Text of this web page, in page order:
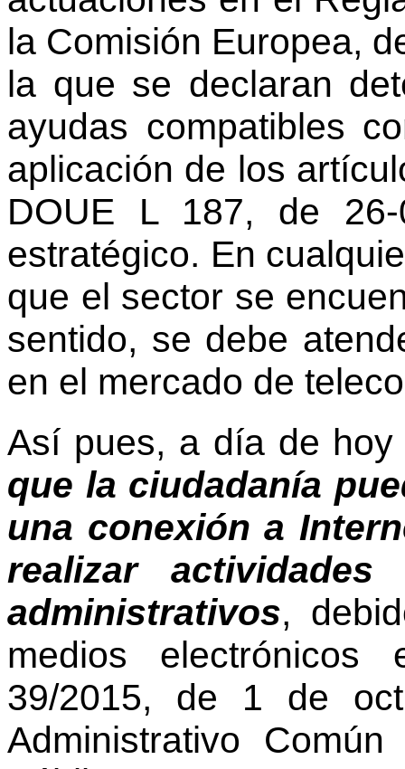
la Comisión Europea,
la que se declaran
ayudas compatibles
aplicación de los
DOUE L 187, de
estratégico. En
que el sector se
sentido, se debe
en el mercado de
Así pues, a día de
que la ciudadanía
una conexión a
realizar
administrativos,
medios
39/2015, de 1 de
Administrativo